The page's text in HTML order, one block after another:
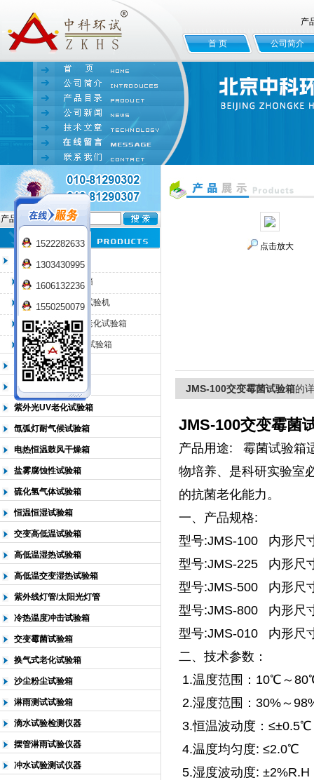
北京中科环试仪器有限公司
产
首 页 公司简介
产品名:
臭氧老化试验箱
QL-100臭氧老化箱
QL-225臭氧老化试验机
QL-500动态臭氧老化试验箱
QL-0*型臭氧老化试验箱
低温恒温试验箱
高低温检测试验箱
紫外光UV老化试验箱
氙弧灯耐气候试验箱
电热恒温鼓风干燥箱
盐雾腐蚀性试验箱
硫化氢气体试验箱
恒温恒湿试验箱
交变高低温试验箱
高低温湿热试验箱
高低温交变湿热试验箱
紫外线灯管/太阳光灯管
冷热温度冲击试验箱
交变霉菌试验箱
换气式老化试验箱
沙尘粉尘试验箱
淋雨测试试验箱
滴水试验检测仪器
摆管淋雨试验仪器
冲水试验测试仪器
点击放大
JMS-100交变霉菌试验箱的
JMS-100交变霉菌
产品用途: 霉菌试验箱
物培养、是科研实验室
的抗菌老化能力。
一、产品规格:
型号:JMS-100 内形
型号:JMS-225 内形
型号:JMS-500 内形
型号:JMS-800 内形尺
型号:JMS-010 内形尺
二、技术参数：
1.温度范围：10℃～
2.湿度范围：30%～
3.恒温波动度：≤±0.5℃
4.温度均匀度: ≤2.0℃
5.湿度波动度: ±2%R.H
1522282633
1303430995
1606132236
1550250079